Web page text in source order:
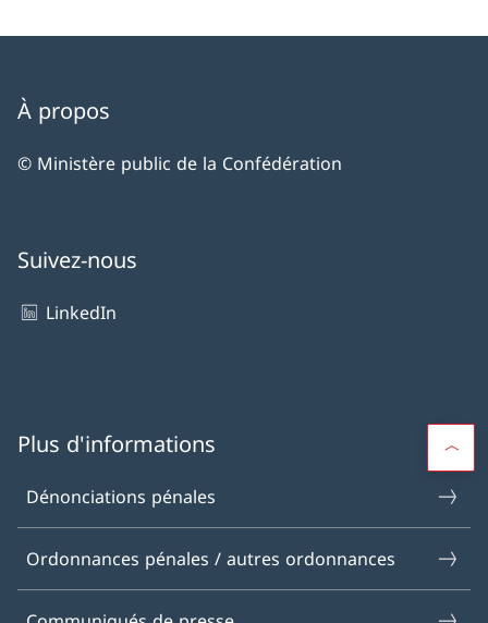
À propos
© Ministère public de la Confédération
Suivez-nous
LinkedIn
Plus d'informations
Dénonciations pénales
Ordonnances pénales / autres ordonnances